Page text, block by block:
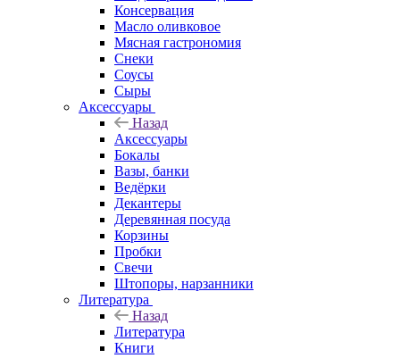
Консервация
Масло оливковое
Мясная гастрономия
Снеки
Соусы
Сыры
Аксессуары
Назад
Аксессуары
Бокалы
Вазы, банки
Ведёрки
Декантеры
Деревянная посуда
Корзины
Пробки
Свечи
Штопоры, нарзанники
Литература
Назад
Литература
Книги